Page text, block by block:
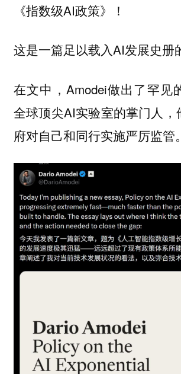
《指数级AI政策》！
这是一篇足以载入AI发展史册
在文中，Amodei做出了罕见
全球顶尖AI实验室的掌门人，
府对自己和同行实施严厉监管